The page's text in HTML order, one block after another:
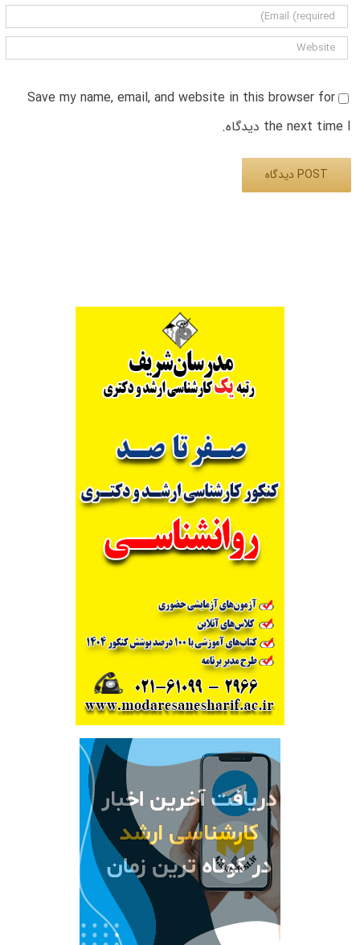
Save my name, email, and website in this browser for
the next time I دیدگاه.